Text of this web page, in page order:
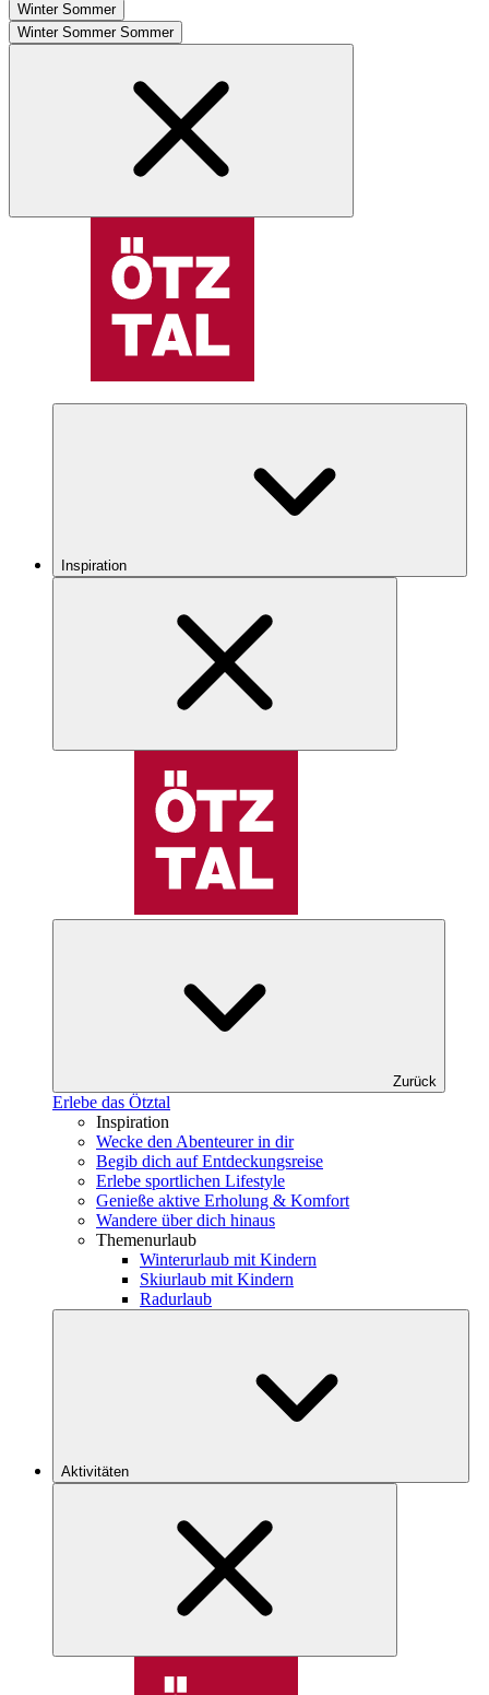
Winter Sommer
Winter Sommer Sommer
Inspiration
Zurück
Erlebe das Ötztal
Inspiration
Wecke den Abenteurer in dir
Begib dich auf Entdeckungsreise
Erlebe sportlichen Lifestyle
Genieße aktive Erholung & Komfort
Wandere über dich hinaus
Themenurlaub
Winterurlaub mit Kindern
Skiurlaub mit Kindern
Radurlaub
Aktivitäten